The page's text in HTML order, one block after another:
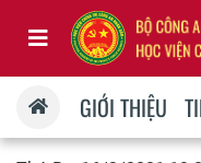
GIỚI THIỆU